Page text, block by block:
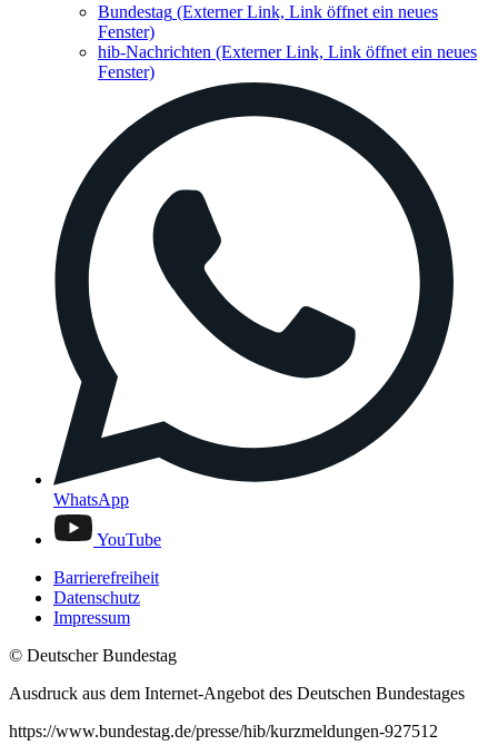
Bundestag (Externer Link, Link öffnet ein neues
Fenster)
hib-Nachrichten (Externer Link, Link öffnet ein neues
Fenster)
WhatsApp
YouTube
Barrierefreiheit
Datenschutz
Impressum
© Deutscher Bundestag
Ausdruck aus dem Internet-Angebot des Deutschen Bundestages
https://www.bundestag.de/presse/hib/kurzmeldungen-927512